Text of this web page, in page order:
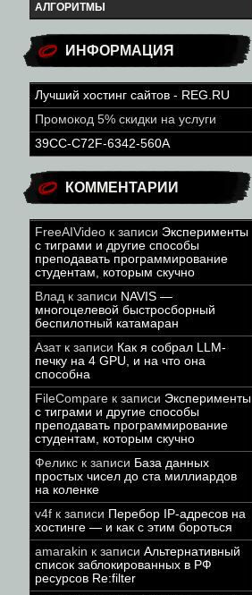
АЛГОРИТМЫ
ИНФОРМАЦИЯ
Лучший хостинг сайтов - REG.RU
Промокод 5% скидки на услуги
39CC-C72F-6342-560A
КОММЕНТАРИИ
FreeAIVideo к записи Эксперименты
с тиграми и другие способы
преподавать программирование
студентам, которым скучно
Влад к записи NAVIS —
многоцелевой быстросборный
беспилотный катамаран
Азатк записи Как я собрал LLM-
печку на 4 GPU, и на что она
способна
FileCompare к записи Эксперименты
с тиграми и другие способы
преподавать программирование
студентам, которым скучно
Феликс к записи База данных
простых чисел до ста миллиардов
на коленке
v4f к записи Перебор IP-адресов на
хостинге — и как с этим бороться
amarakin к записи Альтернативный
список заблокированных в РФ
ресурсов Re:filter